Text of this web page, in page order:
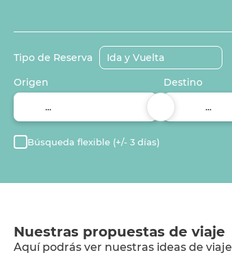
Tipo de Reserva
Origen Destino
Búsqueda flexible (+/- 3 días)
Nuestras propuestas de viaje
Aquí podrás ver nuestras ideas de viaje